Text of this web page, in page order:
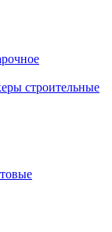
строительные